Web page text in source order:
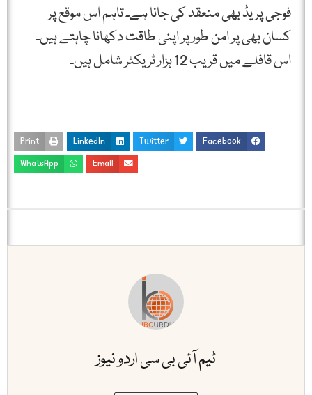
فوجی پریڈ بھی منعقد کی جانا ہے۔ تاہم اس موقع پر
کسان بھی پر امن طور پر اپنی طاقت دکھانا چاہتے ہیں۔
اس قافلے میں قریب 12 ہزار ٹریکٹر شامل ہیں۔
Facebook
Twitter
LinkedIn
Print
Email
WhatsApp
ٹیم آئی بی سی اردو نیوز